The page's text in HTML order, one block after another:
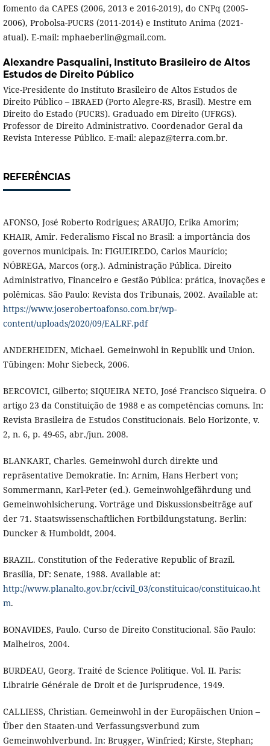
fomento da CAPES (2006, 2013 e 2016-2019), do CNPq (2005-
2006), Probolsa-PUCRS (2011-2014) e Instituto Anima (2021-
atual). E-mail: mphaeberlin@gmail.com.
Alexandre Pasqualini, Instituto Brasileiro de Altos
Estudos de Direito Público
Vice-Presidente do Instituto Brasileiro de Altos Estudos de
Direito Público – IBRAED (Porto Alegre-RS, Brasil). Mestre em
Direito do Estado (PUCRS). Graduado em Direito (UFRGS).
Professor de Direito Administrativo. Coordenador Geral da
Revista Interesse Público. E-mail: alepaz@terra.com.br.
REFERÊNCIAS
AFONSO, José Roberto Rodrigues; ARAUJO, Erika Amorim;
KHAIR, Amir. Federalismo Fiscal no Brasil: a importância dos
governos municipais. In: FIGUEIREDO, Carlos Maurício;
NÓBREGA, Marcos (org.). Administração Pública. Direito
Administrativo, Financeiro e Gestão Pública: prática, inovações e
polêmicas. São Paulo: Revista dos Tribunais, 2002. Available at:
https://www.joserobertoafonso.com.br/wp-
content/uploads/2020/09/EALRF.pdf
ANDERHEIDEN, Michael. Gemeinwohl in Republik und Union.
Tübingen: Mohr Siebeck, 2006.
BERCOVICI, Gilberto; SIQUEIRA NETO, José Francisco Siqueira. O
artigo 23 da Constituição de 1988 e as competências comuns. In:
Revista Brasileira de Estudos Constitucionais. Belo Horizonte, v.
2, n. 6, p. 49-65, abr./jun. 2008.
BLANKART, Charles. Gemeinwohl durch direkte und
repräsentative Demokratie. In: Arnim, Hans Herbert von;
Sommermann, Karl-Peter (ed.). Gemeinwohlgefährdung und
Gemeinwohlsicherung. Vorträge und Diskussionsbeiträge auf
der 71. Staatswissenschaftlichen Fortbildungstatung. Berlin:
Duncker & Humboldt, 2004.
BRAZIL. Constitution of the Federative Republic of Brazil.
Brasília, DF: Senate, 1988. Available at:
http://www.planalto.gov.br/ccivil_03/constituicao/constituicao.ht
m.
BONAVIDES, Paulo. Curso de Direito Constitucional. São Paulo:
Malheiros, 2004.
BURDEAU, Georg. Traité de Science Politique. Vol. II. Paris:
Librairie Générale de Droit et de Jurisprudence, 1949.
CALLIESS, Christian. Gemeinwohl in der Europäischen Union –
Über den Staaten-und Verfassungsverbund zum
Gemeinwohlverbund. In: Brugger, Winfried; Kirste, Stephan;